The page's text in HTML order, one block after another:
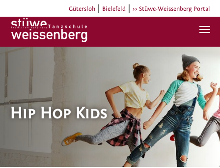
Zum Hauptinhalt springen
Gütersloh Bielefeld >> Stüwe-Weissenberg Portal
Hip Hop Kids